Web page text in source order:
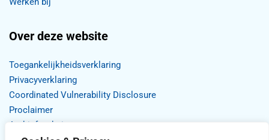
Over deze website
Toegankelijkheidsverklaring
Privacyverklaring
Coordinated Vulnerability Disclosure
Proclaimer
Archief website